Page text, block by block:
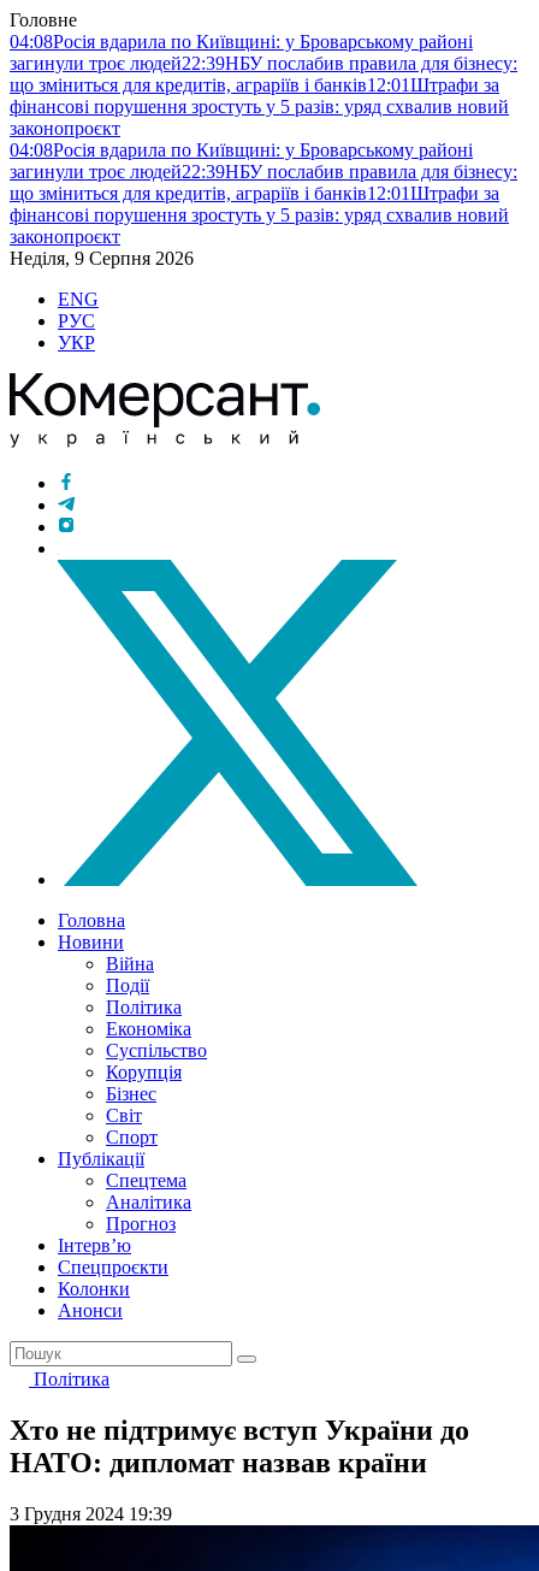
Головне
04:08Росія вдарила по Київщині: у Броварському районі
загинули троє людей22:39НБУ послабив правила для бізнесу:
що зміниться для кредитів, аграріїв і банків12:01Штрафи за
фінансові порушення зростуть у 5 разів: уряд схвалив новий
законопроєкт
04:08Росія вдарила по Київщині: у Броварському районі
загинули троє людей22:39НБУ послабив правила для бізнесу:
що зміниться для кредитів, аграріїв і банків12:01Штрафи за
фінансові порушення зростуть у 5 разів: уряд схвалив новий
законопроєкт
Неділя, 9 Серпня 2026
ENG
РУС
УКР
Головна
Новини
Війна
Події
Політика
Економіка
Суспільство
Корупція
Бізнес
Світ
Спорт
Публікації
Спецтема
Аналітика
Прогноз
Інтерв’ю
Спецпроєкти
Колонки
Анонси
Політика
Хто не підтримує вступ України до
НАТО: дипломат назвав країни
3 Грудня 2024 19:39